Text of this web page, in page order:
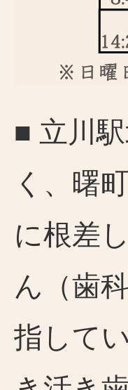
■ 立川
く、曙
に根差
ん（歯
指して